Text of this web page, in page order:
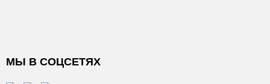
МЫ В СОЦСЕТЯХ